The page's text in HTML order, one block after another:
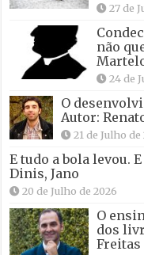
27 de
não
24 de
O
Autor:
21 de Julho de
E tudo a bola levou.
Dinis, Jano
20 de Julho de 2026
O
dos
Freitas